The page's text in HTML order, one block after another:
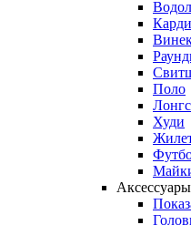
Поло
Худи
Аксессуары